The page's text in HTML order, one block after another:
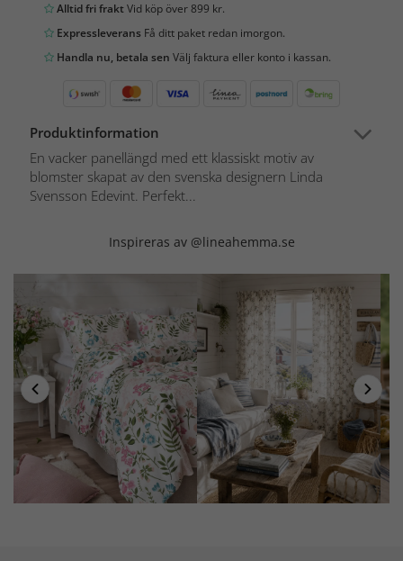
Alltid fri fraktVid köp över 899 kr.
Expressleverans Få ditt paket redan imorgon.
Handla nu, betala sen Välj faktura eller konto i kassan.
Produktinformation
En vacker panellängd med ett klassiskt motiv av
blomster skapat av den svenska designern Linda
Svensson Edevint. Perfekt...
Inspireras av @lineahemma.se